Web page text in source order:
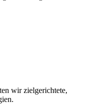
wir zielgerichtete,